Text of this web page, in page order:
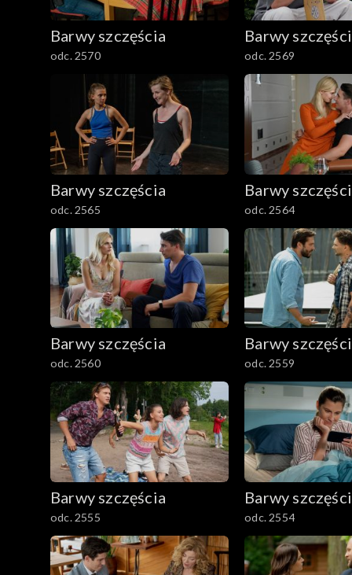
782–800
Barwy szczęścia
odc. 2570
Barwy
odc. 2569
Barwy szczęścia
odc. 2565
Barwy
odc. 2564
Barwy szczęścia
odc. 2560
Barwy
odc. 2559
Barwy szczęścia
odc. 2555
Barwy
odc. 2554